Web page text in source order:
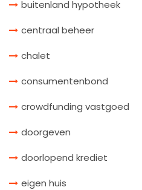
buitenland hypotheek
centraal beheer
chalet
consumentenbond
crowdfunding vastgoed
doorgeven
doorlopend krediet
eigen huis